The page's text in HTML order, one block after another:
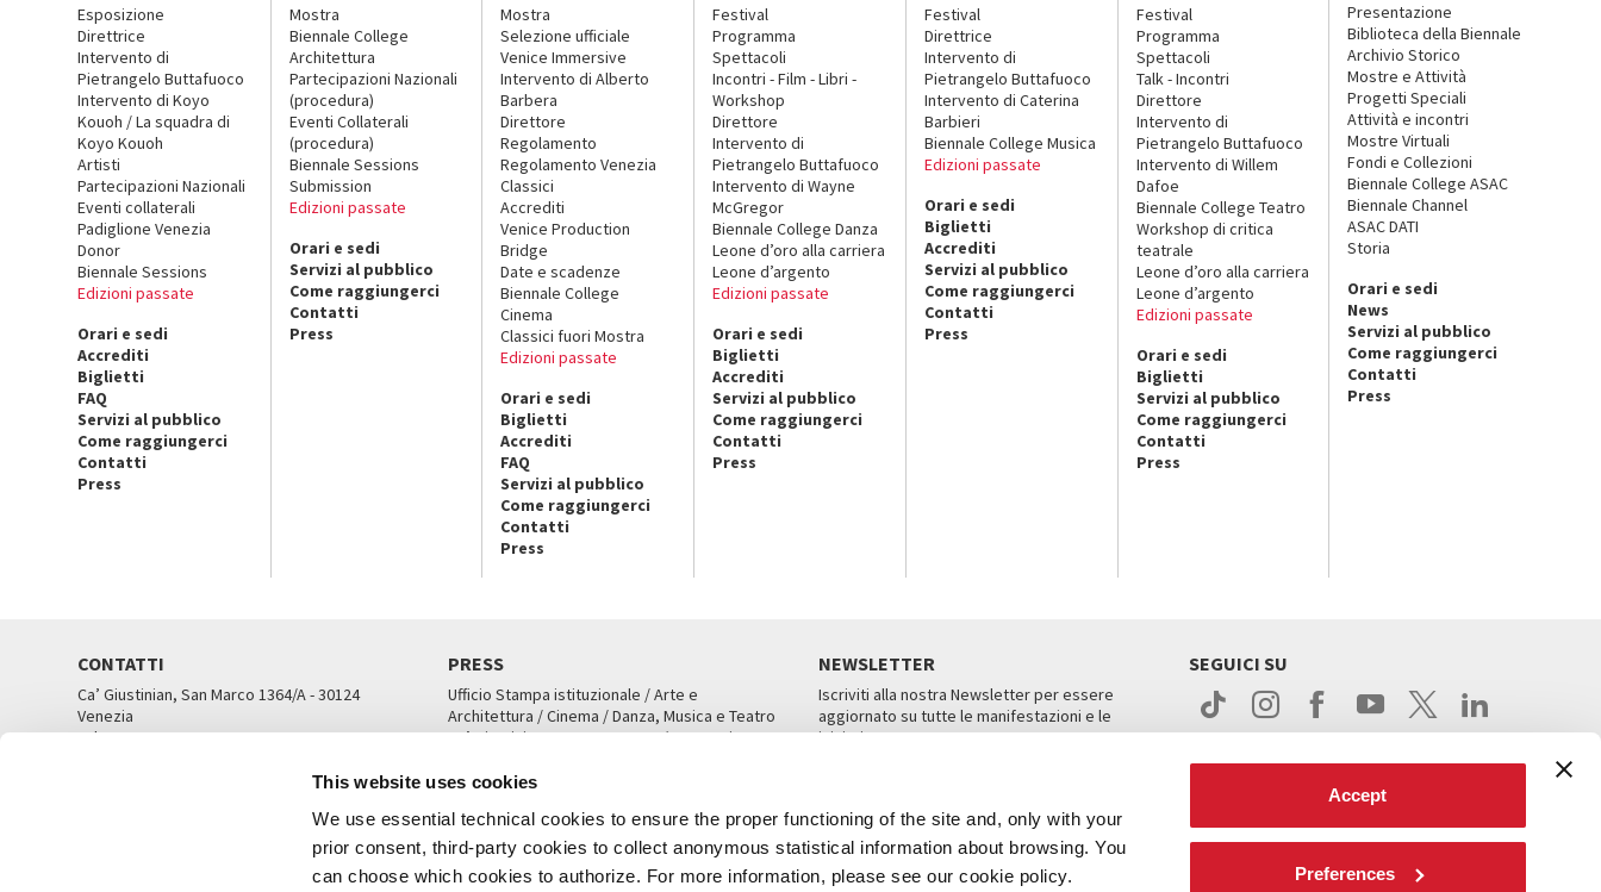
This website uses cookies
We use essential technical cookies to ensure the proper functioning of the site and, only with your
prior consent, third-party cookies to collect anonymous statistical information about browsing. You
can choose which cookies to authorize. For more information, please see our cookie policy.
Accept
Preferences
Esposizione
Direttrice
Intervento di
Pietrangelo Buttafuoco
Intervento di Koyo
Kouoh / La squadra di
Koyo Kouoh
Artisti
Partecipazioni Nazionali
Eventi collaterali
Padiglione Venezia
Donor
Biennale Sessions
Edizioni passate
Orari e sedi
Accrediti
Biglietti
FAQ
Servizi al pubblico
Come raggiungerci
Contatti
Press
Mostra
Biennale College
Architettura
Partecipazioni Nazionali
(procedura)
Eventi Collaterali
(procedura)
Biennale Sessions
Submission
Edizioni passate
Orari e sedi
Servizi al pubblico
Come raggiungerci
Contatti
Press
Mostra
Selezione ufficiale
Venice Immersive
Intervento di Alberto
Barbera
Direttore
Regolamento
Regolamento Venezia
Classici
Accrediti
Venice Production
Bridge
Date e scadenze
Biennale College
Cinema
Classici fuori Mostra
Edizioni passate
Orari e sedi
Biglietti
Accrediti
FAQ
Servizi al pubblico
Come raggiungerci
Contatti
Press
Festival
Programma
Spettacoli
Incontri - Film - Libri -
Workshop
Direttore
Intervento di
Pietrangelo Buttafuoco
Intervento di Wayne
McGregor
Biennale College Danza
Leone d’oro alla carriera
Leone d’argento
Edizioni passate
Orari e sedi
Biglietti
Accrediti
Servizi al pubblico
Come raggiungerci
Contatti
Press
Festival
Direttrice
Intervento di
Pietrangelo Buttafuoco
Intervento di Caterina
Barbieri
Biennale College Musica
Edizioni passate
Orari e sedi
Biglietti
Accrediti
Servizi al pubblico
Come raggiungerci
Contatti
Press
Festival
Programma
Spettacoli
Talk - Incontri
Direttore
Intervento di
Pietrangelo Buttafuoco
Intervento di Willem
Dafoe
Biennale College Teatro
Workshop di critica
teatrale
Leone d’oro alla carriera
Leone d’argento
Edizioni passate
Orari e sedi
Biglietti
Servizi al pubblico
Come raggiungerci
Contatti
Press
Presentazione
Biblioteca della Biennale
Archivio Storico
Mostre e Attività
Progetti Speciali
Attività e incontri
Mostre Virtuali
Fondi e Collezioni
Biennale College ASAC
Biennale Channel
ASAC DATI
Storia
Orari e sedi
News
Servizi al pubblico
Come raggiungerci
Contatti
Press
CONTATTI
Ca’ Giustinian, San Marco 1364/A - 30124
Venezia
Tel. 041 5218711
PRESS
Ufficio Stampa istituzionale / Arte e
Architettura / Cinema / Danza, Musica e Teatro
Ca’ Giustinian, San Marco 1364/A, Venezia
UFFICI STAMPA
NEWSLETTER
Iscriviti alla nostra Newsletter per essere
aggiornato su tutte le manifestazioni e le
iniziative.
SEGUICI SU